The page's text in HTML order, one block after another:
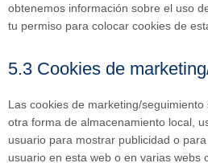
obtenemos información sobre el uso
tu permiso para colocar cookies de
5.3 Cookies de
Las cookies de marketing/
otra forma de almacenamiento local,
usuario para mostrar publicidad o
usuario en esta web o en varias webs